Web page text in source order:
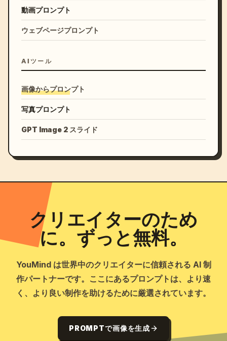
動画プロンプト
ウェブページプロンプト
AIツール
画像からプロンプト
写真プロンプト
GPT Image 2 スライド
クリエイターのため
に。ずっと無料。
YouMind は世界中のクリエイターに信頼される AI 制
作パートナーです。ここにあるプロンプトは、より速
く、より良い制作を助けるために厳選されています。
PROMPTで画像を生成